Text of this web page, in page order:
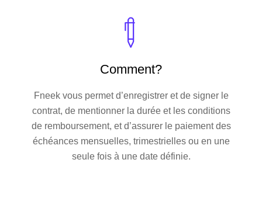
Comment?
Fneek vous permet d’enregistrer et de signer le
contrat, de mentionner la durée et les conditions
de remboursement, et d’assurer le paiement des
échéances mensuelles, trimestrielles ou en une
seule fois à une date définie.